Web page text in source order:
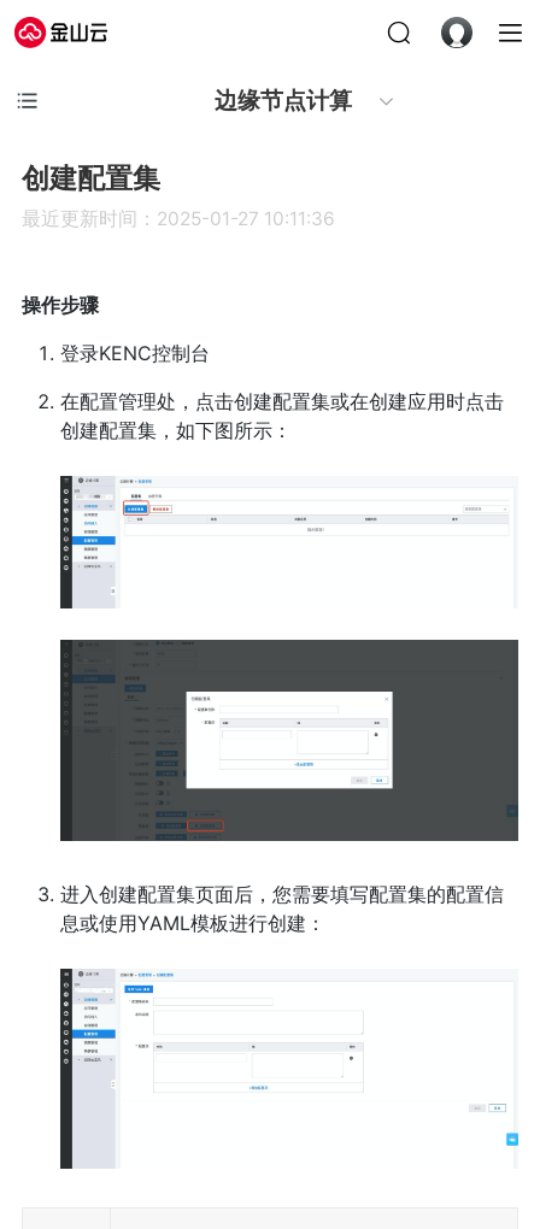
边缘节点计算
创建配置集
最近更新时间：2025-01-27 10:11:36
操作步骤
登录KENC控制台
在配置管理处，点击创建配置集或在创建应用时点击
创建配置集，如下图所示：
进入创建配置集页面后，您需要填写配置集的配置信
息或使用YAML模板进行创建：